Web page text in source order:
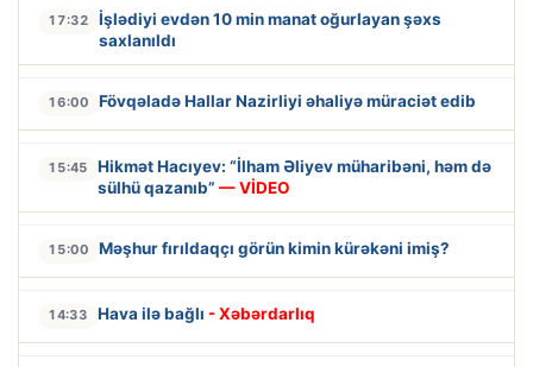
17:32
İşlədiyi evdən 10 min manat oğurlayan şəxs
saxlanıldı
16:00 Fövqəladə Hallar Nazirliyi əhaliyə müraciət edib
15:45
Hikmət Hacıyev: “İlham Əliyev müharibəni, həm də
sülhü qazanıb” — VİDEO
15:00 Məşhur fırıldaqçı görün kimin kürəkəni imiş?
14:33 Hava ilə bağlı - Xəbərdarlıq